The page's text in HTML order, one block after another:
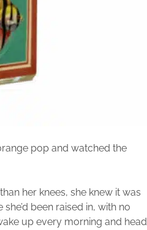
pop and watched the
her knees, she knew it was
been raised in, with no
up every morning and head